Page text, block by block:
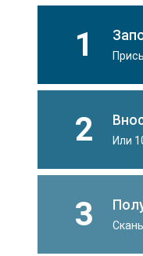
1
2 Или
3